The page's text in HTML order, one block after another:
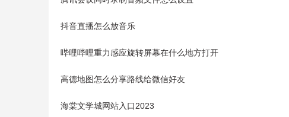
抖音直播怎么放音乐
哔哩哔哩重力感应旋转屏幕在什么地方打开
高德地图怎么分享路线给微信好友
海棠文学城网站入口2023